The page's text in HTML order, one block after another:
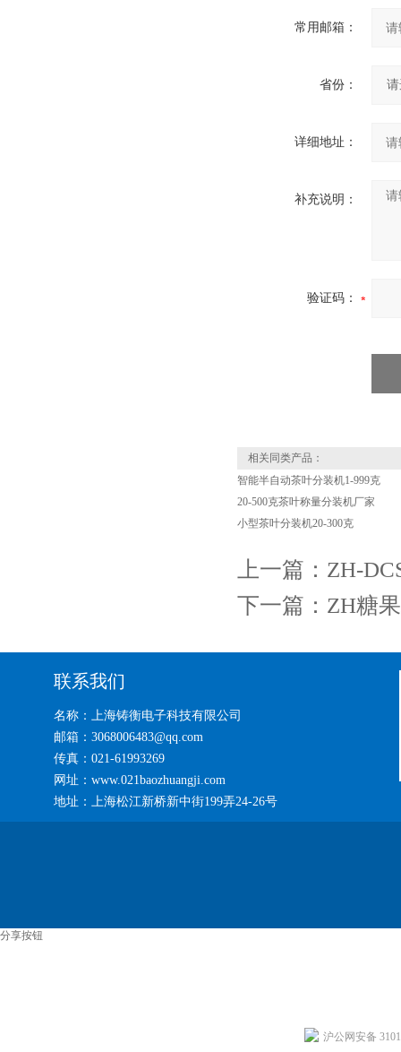
常用邮箱：
省份：
详细地址：
补充说明：
验证码：
相关同类产品：
智能半自动茶叶分装机1-999克
20-500克茶叶称量分装机厂家
小型茶叶分装机20-300克
上一篇： ZH-
下一篇： ZH糖
联系我们
名称：上海铸衡电子科技有限公司
邮箱：3068006483@qq.com
传真：021-61993269
网址：www.021baozhuangji.com
地址：上海松江新桥新中街199弄24-26号
分享按钮
沪公网安备